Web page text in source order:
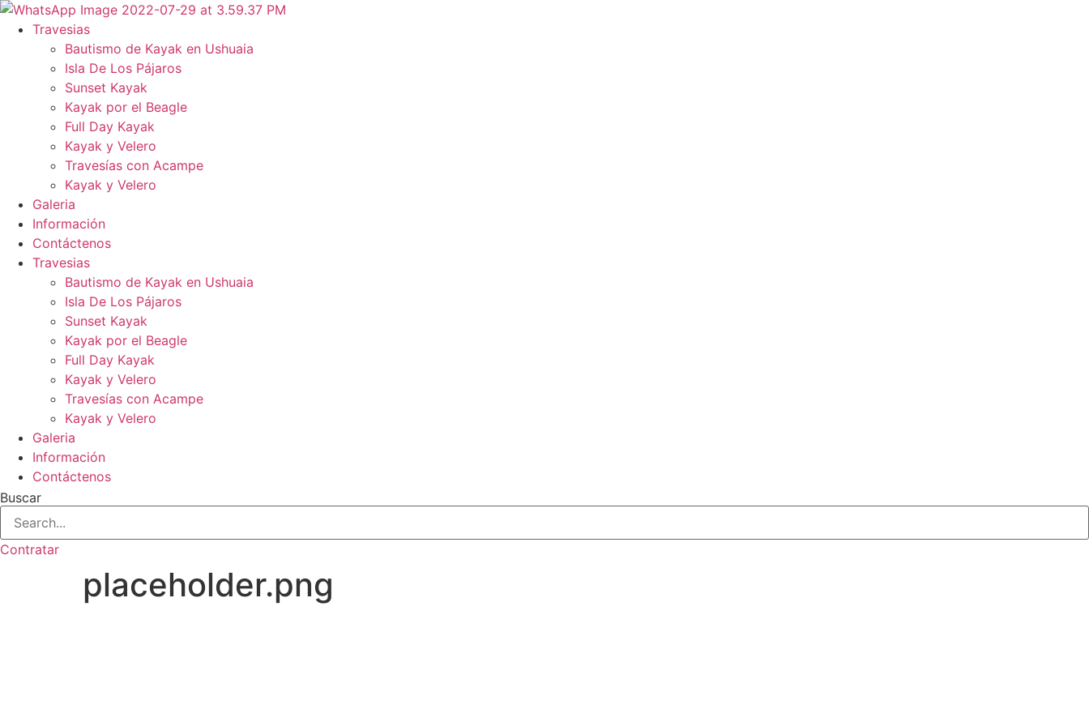
Ir
contenido
Travesias
Bautismo de Kayak en Ushuaia
Isla De Los Pájaros
Sunset Kayak
Kayak por el Beagle
Full Day Kayak
Kayak y Velero
Travesías con Acampe
Kayak y Velero
Galeria
Información
Contáctenos
Travesias
Bautismo de Kayak en Ushuaia
Isla De Los Pájaros
Sunset Kayak
Kayak por el Beagle
Full Day Kayak
Kayak y Velero
Travesías con Acampe
Kayak y Velero
Galeria
Información
Contáctenos
Buscar
Contratar
placeholder.png